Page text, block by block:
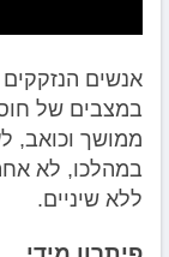
אנשים הנזקקים
במצבים של
ממושך וכואב,
במהלכו, לא
ללא שיניים.